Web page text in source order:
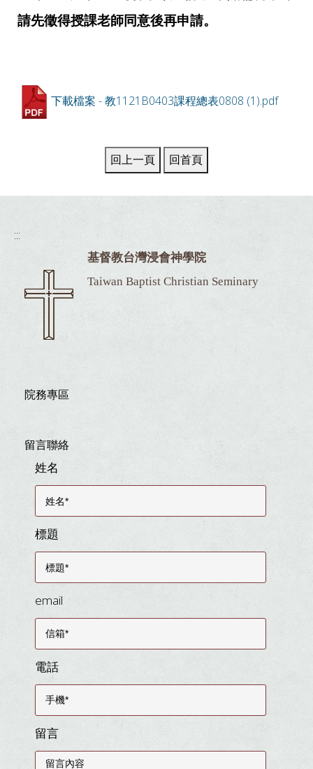
請先徵得授課老師同意後再申請。
下載檔案 - 教1121B0403課程總表0808 (1).pdf
:::
基督教台灣浸會神學院
Taiwan Baptist Christian Seminary
院務專區
留言聯絡
姓名
標題
email
電話
留言